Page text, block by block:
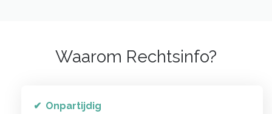
Waarom Rechtsinfo?
Onpartijdig